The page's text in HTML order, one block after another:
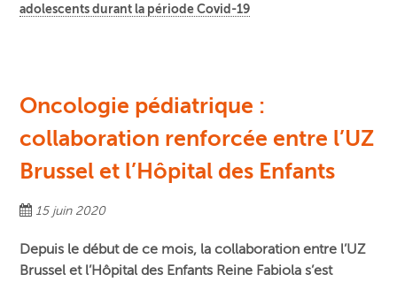
adolescents durant la période Covid-19
Oncologie pédiatrique :
collaboration renforcée entre l’UZ
Brussel et l’Hôpital des Enfants
15 juin 2020
Depuis le début de ce mois, la collaboration entre l’UZ
Brussel et l’Hôpital des Enfants Reine Fabiola s’est